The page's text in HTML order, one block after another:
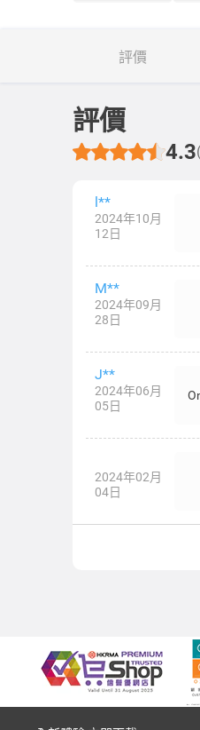
評價
評價
4.3
l**
2024年10月
12日
M**
2024年09月
28日
J**
2024年06月
05日
2024年02月
04日